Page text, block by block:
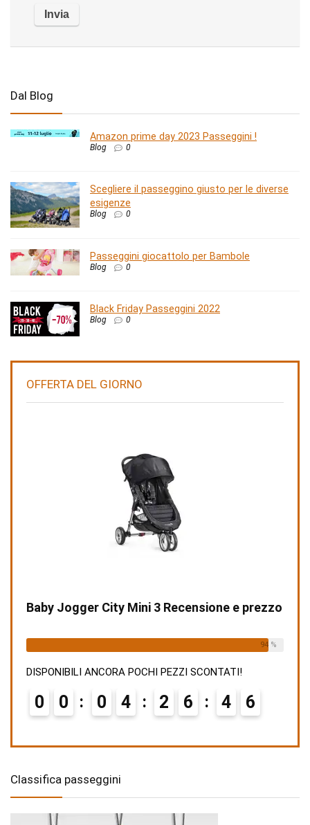
Dal Blog
Amazon prime day 2023 Passeggini !
Blog 0
Scegliere il passeggino giusto per le diverse
esigenze
Blog 0
Passeggini giocattolo per Bambole
Blog 0
Black Friday Passeggini 2022
Blog 0
OFFERTA DEL GIORNO
Baby Jogger City Mini 3 Recensione e prezzo
Available:16
94 %
DISPONIBILI ANCORA POCHI PEZZI SCONTATI!
0 0 0 4 2 6 4 5
Classifica passeggini